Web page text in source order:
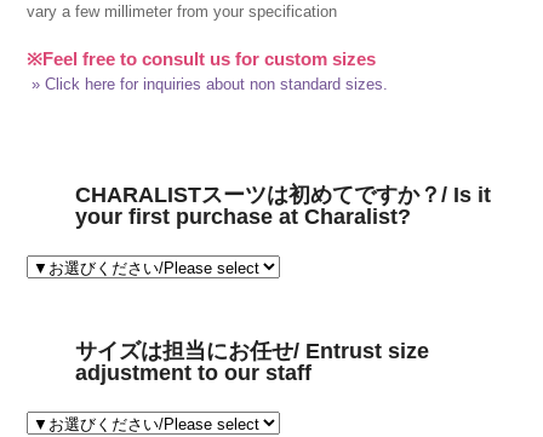
vary a few millimeter from your specification
※Feel free to consult us for custom sizes
» Click here for inquiries about non standard sizes.
CHARALISTスーツは初めてですか？/ Is it
your first purchase at Charalist?
サイズは担当にお任せ/ Entrust size
adjustment to our staff